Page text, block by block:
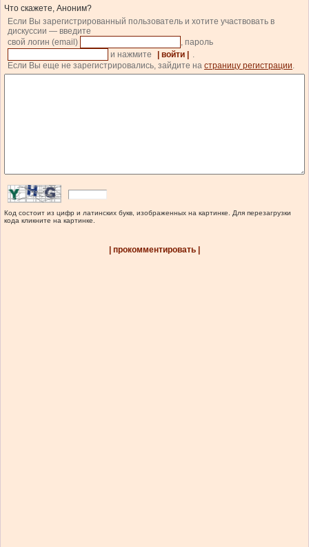
Что скажете, Аноним?
Если Вы зарегистрированный пользователь и хотите участвовать в
дискуссии — введите
свой логин (email)
, пароль
и нажмите
| войти |
.
Если Вы еще не зарегистрировались, зайдите на страницу регистрации.
Код состоит из цифр и латинских букв, изображенных на картинке. Для перезагрузки
кода кликните на картинке.
| прокомментировать |